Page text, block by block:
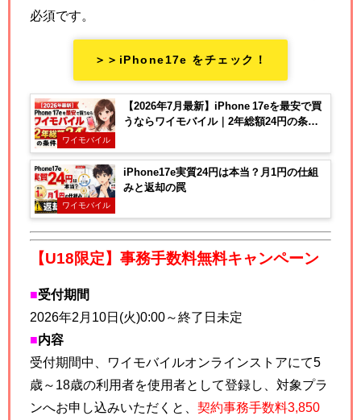
必須です。
＞＞iPhone17e をチェック！
ワイモバイル
【2026年7月最新】iPhone 17eを最安で買
うならワイモバイル｜2年総額24円の条件
ワイモバイル
iPhone17e実質24円は本当？月1円の仕組
みと返却の罠
【U18限定】事務手数料無料キャンペーン
■受付期間
2026年2月10日(火)0:00～終了日未定
■内容
受付期間中、ワイモバイルオンラインストアにて5
歳～18歳の利用者を使用者として登録し、 対象プラ
ンへお申し込みいただくと、 契約事務手数料3,850